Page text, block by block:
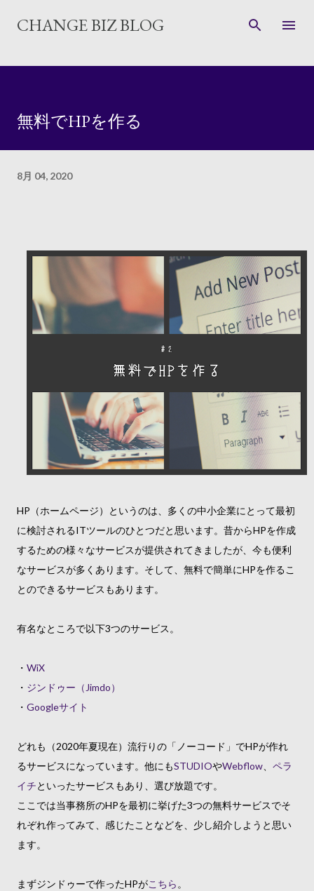
スキップしてメイン コンテンツに移動
CHANGE BIZ BLOG
無料でHPを作る
8月 04, 2020
HP（ホームページ）というのは、多くの中小企業にとって最初
に検討されるITツールのひとつだと思います。昔からHPを作成
するための様々なサービスが提供されてきましたが、今も便利
なサービスが多くあります。そして、無料で簡単にHPを作るこ
とのできるサービスもあります。
有名なところで以下3つのサービス。
・ WiX
・ ジンドゥー（Jimdo）
・ Googleサイト
どれも（2020年夏現在）流行りの「ノーコード」でHPが作れ
るサービスになっています。他にもSTUDIOやWebflow
ペラ
イチといったサービスもあり、選び放題です。
ここでは当事務所のHPを最初に挙げた3つの無料サービスでそ
れぞれ作ってみて、感じたことなどを、少し紹介しようと思い
ます。
まずジンドゥーで作ったHPがこちら 。